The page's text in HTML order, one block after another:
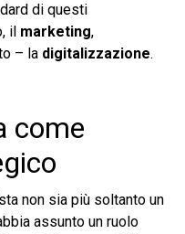
di questi
il marketing,
– la digitalizzazione.
come
non sia più soltanto un
assunto un ruolo